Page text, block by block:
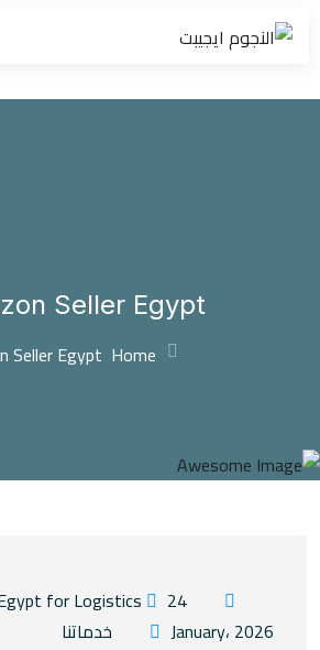
Seller Egypt
Home
Seller Egypt
24
January، 2026
خدماتنا